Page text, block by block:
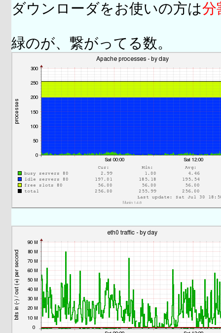
ダウンローダをお使いの方は分
緑のが、繋がってる数。